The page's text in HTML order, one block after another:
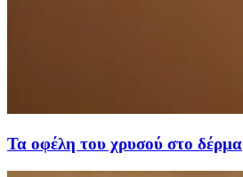
Τα οφέλη του χρυσού στο δέρμα